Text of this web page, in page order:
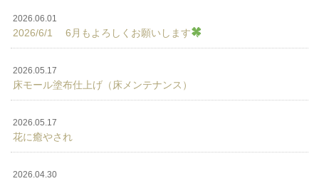
2026.06.01
2026/6/1 6月もよろしくお願いします
2026.05.17
床モール塗布仕上げ（床メンテナンス）
2026.05.17
花に癒やされ
2026.04.30